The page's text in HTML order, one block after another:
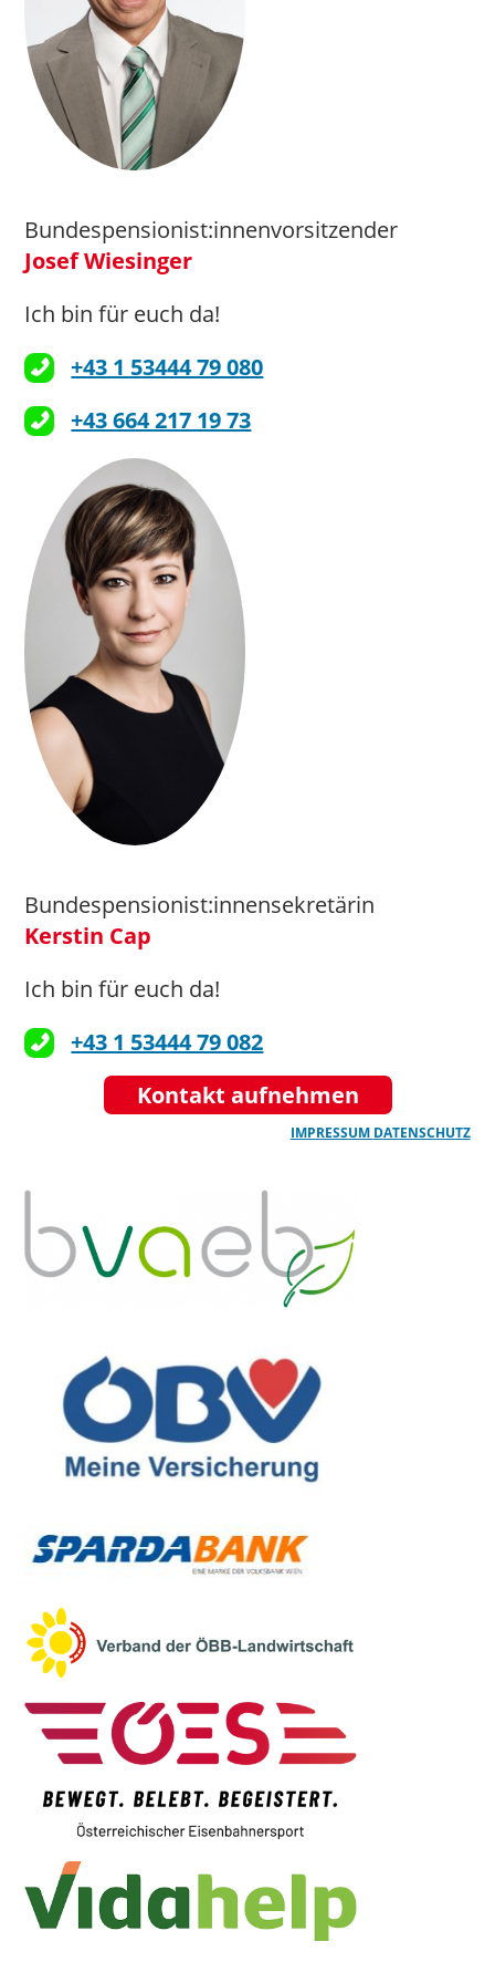
Bundespensionist:innenvorsitzender
Josef Wiesinger
Ich bin für euch da!
+43 1 53444 79 080
+43 664 217 19 73
Bundespensionist:innensekretärin
Kerstin Cap
Ich bin für euch da!
+43 1 53444 79 082
Kontakt aufnehmen
IMPRESSUM DATENSCHUTZ